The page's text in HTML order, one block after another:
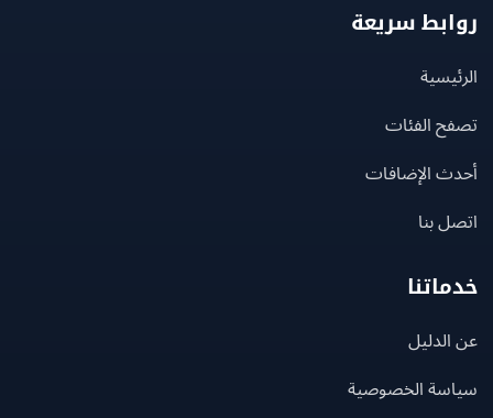
سريعة
الفئات
الإضافات
بنا
الخصوصية